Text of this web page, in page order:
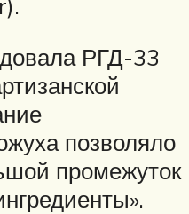
РГД-33
позволяло
промежуток